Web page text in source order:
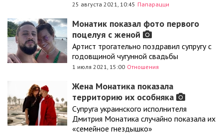
25 августа 2021, 10:45 Папарацци
Монатик показал фото первого
поцелуя с женой
Артист трогательно поздравил супругу с
годовщиной чугунной свадьбы
1 июля 2021, 15:00 Отношения
Жена Монатика показала
территорию их особняка
Супруга украинского исполнителя
Дмитрия Монатика случайно показала их
«семейное гнездышко»